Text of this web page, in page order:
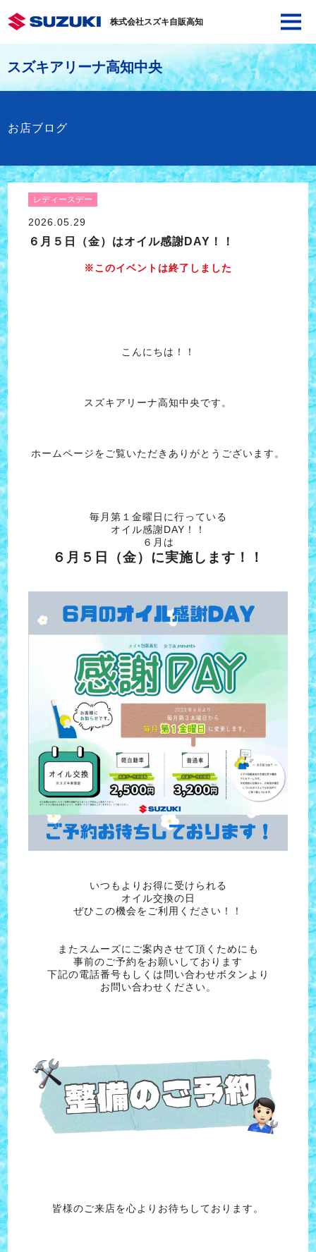
株式会社スズキ自販高知
スズキアリーナ高知中央
お店ブログ
レディースデー
2026.05.29
６月５日（金）はオイル感謝DAY！！
※このイベントは終了しました
こんにちは！！
スズキアリーナ高知中央です。
ホームページをご覧いただきありがとうございます。
毎月第１金曜日に行っている
オイル感謝DAY！！
６月は
６月５日（金）に実施します！！
いつもよりお得に受けられる
オイル交換の日
ぜひこの機会をご利用ください！！
またスムーズにご案内させて頂くためにも
事前のご予約をお願いしております
下記の電話番号もしくは問い合わせボタンより
お問い合わせください。
皆様のご来店を心よりお待ちしております。